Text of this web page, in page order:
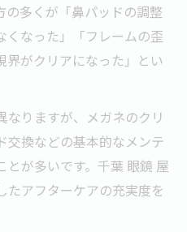
ガネ寿命の秘訣
千葉県での正しいお手
で実践するメガネケア
交換時期を見極めるポ
ムのゆがみを早期発見
の多くが「鼻パッドの調整
くなった」「フレームの歪
界がクリアになった」とい
なりますが、メガネのクリ
交換などの基本的なメンテ
が多いです。千葉 眼鏡 屋
たアフターケアの充実度を